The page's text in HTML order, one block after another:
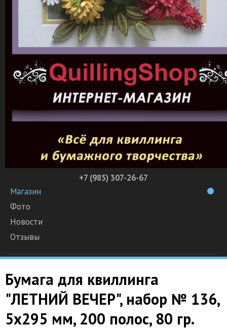
+7 (985) 307-26-67
Магазин
Фото
Новости
Отзывы
Бумага для квиллинга
"ЛЕТНИЙ ВЕЧЕР", набор № 136,
5х295 мм, 200 полос, 80 гр.